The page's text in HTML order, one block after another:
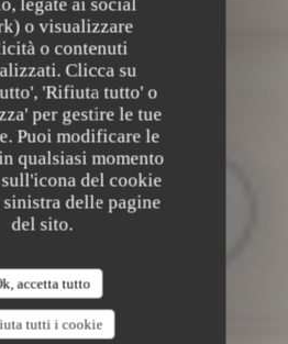
o visualizzare
o contenuti
Clicca su
'Rifiuta tutto' o
per gestire le tue
Puoi modificare le
qualsiasi momento
del cookie
sinistra delle pagine
del sito.
accetta tutto
tutti i cookie
• BASTIA
Des Glaces
DES GLACES